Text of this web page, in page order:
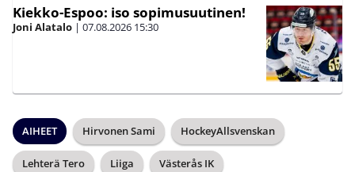
Kiekko-Espoo: iso sopimusuutinen!
Joni Alatalo | 07.08.2026 15:30
AIHEET Hirvonen Sami HockeyAllsvenskan
Lehterä Tero Liiga Västerås IK